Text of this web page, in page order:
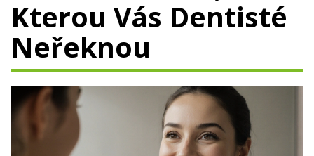
Kterou Vás Dentisté
Neřeknou